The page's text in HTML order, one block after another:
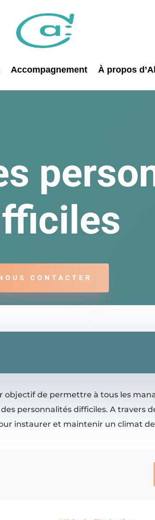
Accompagnement À propos
CONTACTER
objectif de permettre à tous les
personnalités difficiles. A travers
instaurer et maintenir un climat